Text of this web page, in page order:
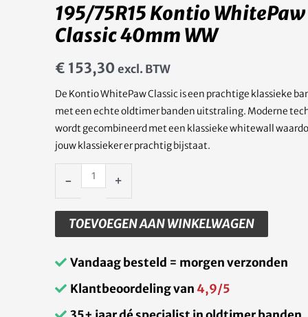
195/75R15 Kontio WhitePaw
Classic 40mm WW
€ 153,30 excl. BTW
De Kontio WhitePaw Classic is een prachtige klassieke
met een echte oldtimer banden uitstraling. Moderne
wordt gecombineerd met een klassieke whitewall
jouw klassieker er prachtig bijstaat.
- +
TOEVOEGEN AAN WINKELWAGEN
Vandaag besteld = morgen verzonden
Klantbeoordeling van4,9/5